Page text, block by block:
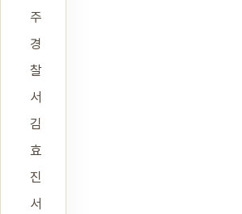
주
경
찰
서
김
효
진
서